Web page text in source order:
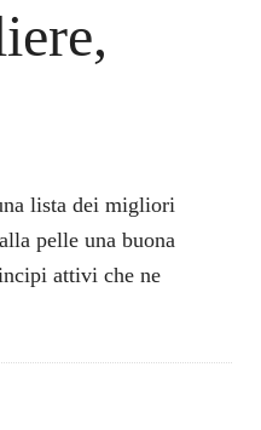
lista dei migliori
pelle una buona
attivi che ne